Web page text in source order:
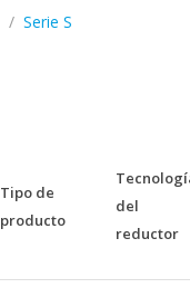
Serie S
Tipo de
producto
del
reductor